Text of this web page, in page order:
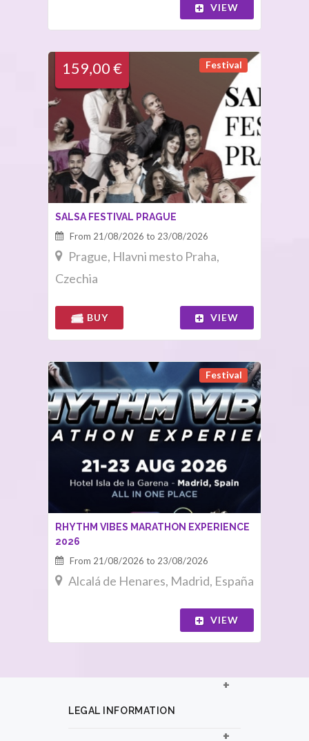
VIEW
Festival
159,00 €
SALSA FESTIVAL PRAGUE
From 21/08/2026 to 23/08/2026
Prague, Hlavni mesto Praha,
Czechia
VIEW
BUY
Festival
RHYTHM VIBES MARATHON EXPERIENCE
2026
From 21/08/2026 to 23/08/2026
Alcalá de Henares, Madrid, España
VIEW
LEGAL INFORMATION